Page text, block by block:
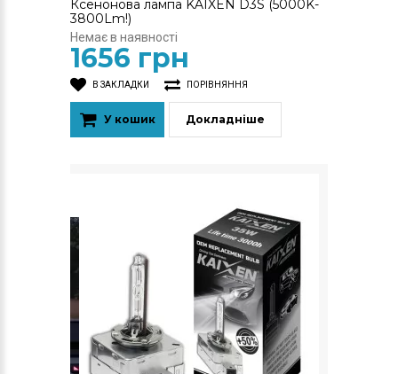
Ксенонова лампа KAIXEN D3S (5000K-
3800Lm!)
Немає в наявності
1656 грн
В ЗАКЛАДКИ ПОРІВНЯННЯ
У кошик Докладніше